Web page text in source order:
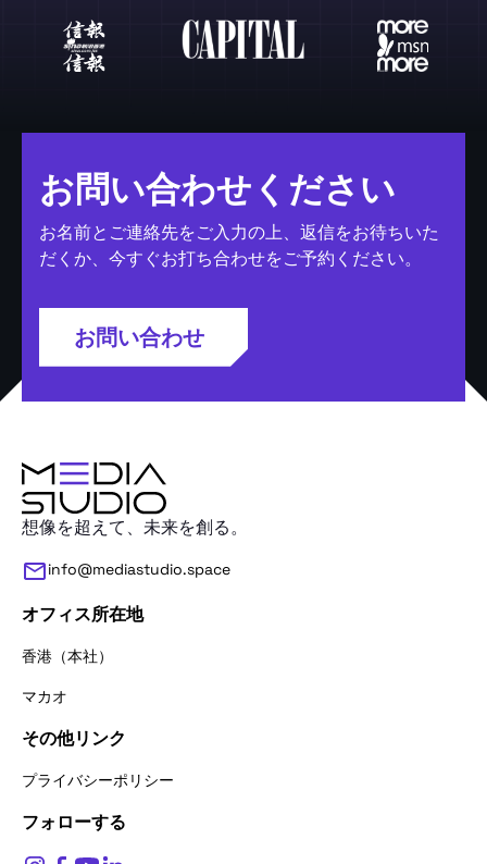
お問い合わせください
お名前とご連絡先をご入力の上、返信をお待ちいた
だくか、今すぐお打ち合わせをご予約ください。
お問い合わせ
想像を超えて、未来を創る。
info@mediastudio.space
オフィス所在地
香港（本社）
マカオ
その他リンク
プライバシーポリシー
フォローする
$0
お問い合わせありがとうございます
お名前をお聞かせください。
お名前*